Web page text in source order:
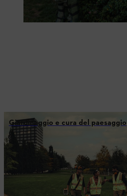
Giardinaggio e cura del paesaggio